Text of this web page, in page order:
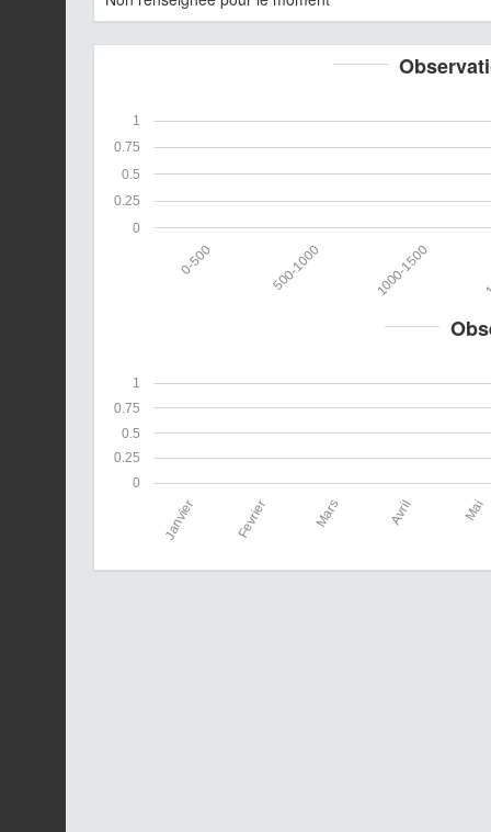
0
0.25
0.5
0.75
1
1000-1500
500-1000
0-500
0
0.25
0.5
0.75
1
Mai
Avril
Mars
Fevrier
Janvier